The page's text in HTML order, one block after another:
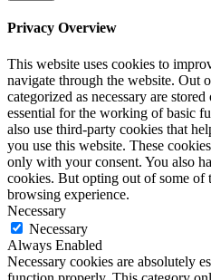
Privacy Overview
This website uses cookies to
navigate through the website. Out
categorized as necessary are
essential for the working of basic
also use third-party cookies that
you use this website. These
only with your consent. You also
cookies. But opting out of some of
browsing experience.
Necessary
Necessary
Always Enabled
Necessary cookies are absolutely